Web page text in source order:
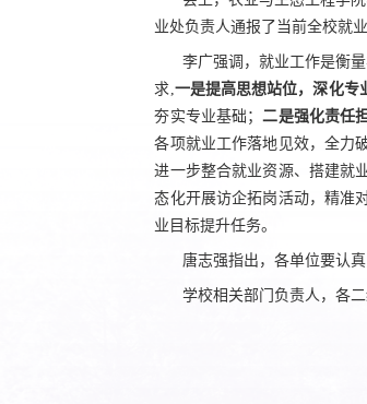
业处负责人通报了当前全校就
李广强调，就业工作是衡
求,一是提高思想站位，深化专
夯实专业基础；二是强化责任
各项就业工作落地见效，全力
进一步整合就业资源、搭建就
态化开展访企拓岗活动，精准
业目标提升任务。
唐志强指出，各单位要认
学校相关部门负责人，各